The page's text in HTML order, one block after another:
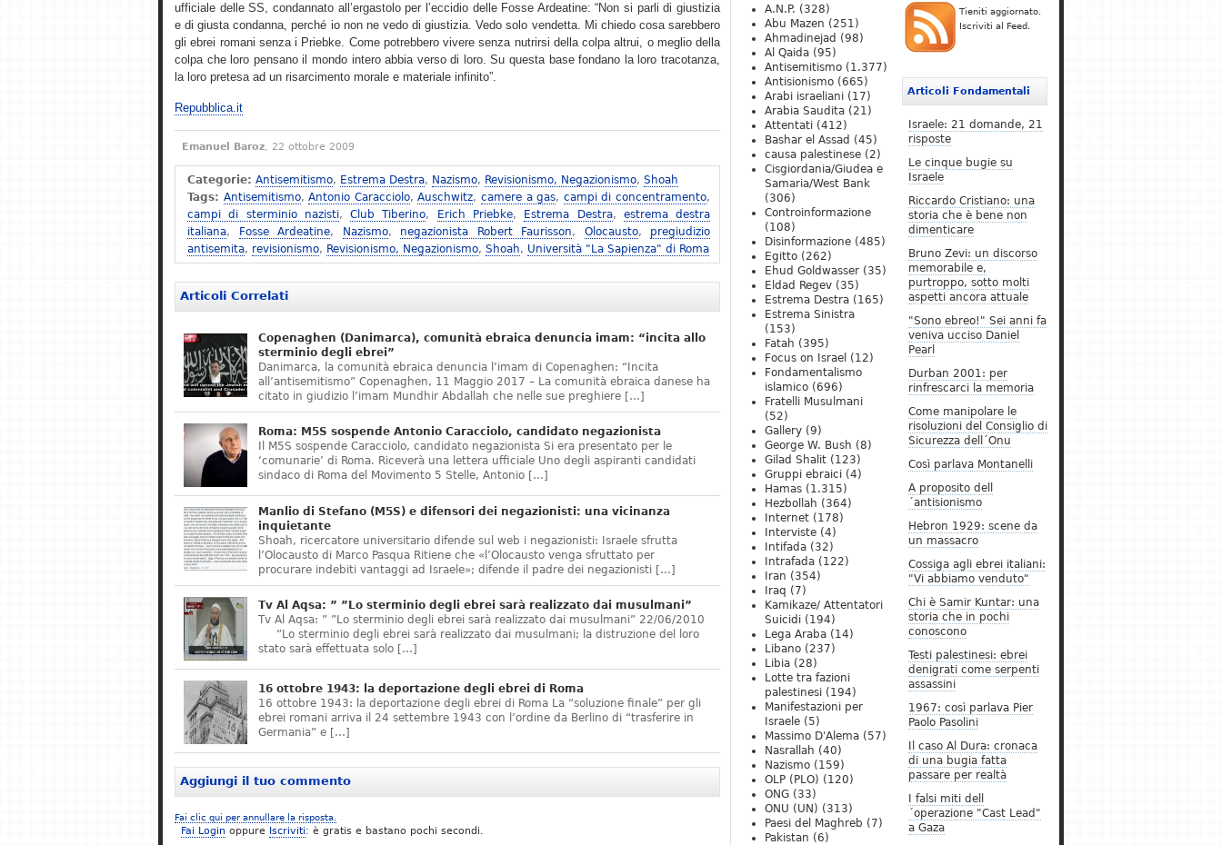
ufficiale delle SS, condannato all’ergastolo per l’eccidio delle Fosse Ardeatine: “Non si parli di giustizia
e di giusta condanna, perché io non ne vedo di giustizia. Vedo solo vendetta. Mi chiedo cosa sarebbero
gli ebrei romani senza i Priebke. Come potrebbero vivere senza nutrirsi della colpa altrui, o meglio della
colpa che loro pensano il mondo intero abbia verso di loro. Su questa base fondano la loro tracotanza,
la loro pretesa ad un risarcimento morale e materiale infinito”.
Repubblica.it
Emanuel Baroz, 22 ottobre 2009
Categorie: Antisemitismo, Estrema Destra, Nazismo, Revisionismo, Negazionismo, Shoah
Tags: Antisemitismo,Antonio Caracciolo,Auschwitz,camere a gas, campi di concentramento,
campi di sterminio nazisti,Club Tiberino, Erich Priebke, Estrema Destra, estrema destra
italiana, Fosse Ardeatine, Nazismo, negazionista Robert Faurisson, Olocausto, pregiudizio
antisemita, revisionismo, Revisionismo, Negazionismo, Shoah, Università "La Sapienza" di Roma
Articoli Correlati
Copenaghen (Danimarca), comunità ebraica denuncia imam: “incita allo
sterminio degli ebrei”
Danimarca, la comunità ebraica denuncia l’imam di Copenaghen: “Incita
all’antisemitismo” Copenaghen, 11 Maggio 2017 – La comunità ebraica danese ha
citato in giudizio l’imam Mundhir Abdallah che nelle sue preghiere […]
Roma: M5S sospende Antonio Caracciolo, candidato negazionista
Il M5S sospende Caracciolo, candidato negazionista Si era presentato per le
‘comunarie’ di Roma. Riceverà una lettera ufficiale Uno degli aspiranti candidati
sindaco di Roma del Movimento 5 Stelle, Antonio […]
Manlio di Stefano (M5S) e difensori dei negazionisti: una vicinanza
inquietante
Shoah, ricercatore universitario difende sul web i negazionisti: Israele sfrutta
l’Olocausto di Marco Pasqua Ritiene che «l’Olocausto venga sfruttato per
procurare indebiti vantaggi ad Israele»; difende il padre dei negazionisti […]
Tv Al Aqsa: ” ”Lo sterminio degli ebrei sarà realizzato dai musulmani”
Tv Al Aqsa: ” ”Lo sterminio degli ebrei sarà realizzato dai musulmani” 22/06/2010
”Lo sterminio degli ebrei sarà realizzato dai musulmani; la distruzione del loro
stato sarà effettuata solo […]
16 ottobre 1943: la deportazione degli ebrei di Roma
16 ottobre 1943: la deportazione degli ebrei di Roma La “soluzione finale” per gli
ebrei romani arriva il 24 settembre 1943 con l’ordine da Berlino di “trasferire in
Germania” e […]
Aggiungi il tuo commento
Fai clic qui per annullare la risposta.
Fai Login oppure Iscriviti: è gratis e bastano pochi secondi.
Tieniti aggiornato.
Iscriviti al Feed.
Articoli Fondamentali
Israele: 21 domande, 21
risposte
Le cinque bugie su
Israele
Riccardo Cristiano: una
storia che è bene non
dimenticare
Bruno Zevi: un discorso
memorabile e,
purtroppo, sotto molti
aspetti ancora attuale
"Sono ebreo!" Sei anni fa
veniva ucciso Daniel
Pearl
Durban 2001: per
rinfrescarci la memoria
Come manipolare le
risoluzioni del Consiglio di
Sicurezza dell´Onu
Così parlava Montanelli
A proposito dell
´antisionismo
Hebron 1929: scene da
un massacro
Cossiga agli ebrei italiani:
"Vi abbiamo venduto"
Chi è Samir Kuntar: una
storia che in pochi
conoscono
Testi palestinesi: ebrei
denigrati come serpenti
assassini
1967: così parlava Pier
Paolo Pasolini
Il caso Al Dura: cronaca
di una bugia fatta
passare per realtà
I falsi miti dell
´operazione "Cast Lead"
a Gaza
A.N.P. (328)
Abu Mazen (251)
Ahmadinejad (98)
Al Qaida (95)
Antisemitismo (1.377)
Antisionismo (665)
Arabi israeliani (17)
Arabia Saudita (21)
Attentati (412)
Bashar el Assad (45)
causa palestinese (2)
Cisgiordania/Giudea e
Samaria/West Bank
(306)
Controinformazione
(108)
Disinformazione (485)
Egitto (262)
Ehud Goldwasser (35)
Eldad Regev (35)
Estrema Destra (165)
Estrema Sinistra
(153)
Fatah (395)
Focus on Israel (12)
Fondamentalismo
islamico (696)
Fratelli Musulmani
(52)
Gallery (9)
George W. Bush (8)
Gilad Shalit (123)
Gruppi ebraici (4)
Hamas (1.315)
Hezbollah (364)
Internet (178)
Interviste (4)
Intifada (32)
Intrafada (122)
Iran (354)
Iraq (7)
Kamikaze/ Attentatori
Suicidi (194)
Lega Araba (14)
Libano (237)
Libia (28)
Lotte tra fazioni
palestinesi (194)
Manifestazioni per
Israele (5)
Massimo D'Alema (57)
Nasrallah (40)
Nazismo (159)
OLP (PLO) (120)
ONG (33)
ONU (UN) (313)
Paesi del Maghreb (7)
Pakistan (6)